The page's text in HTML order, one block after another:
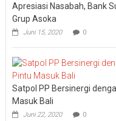
Apresiasi Nasabah, Bank
Grup Asoka
Juni 15, 2020 0
Satpol PP Bersinergi
Masuk Bali
Juni 22, 2020 0